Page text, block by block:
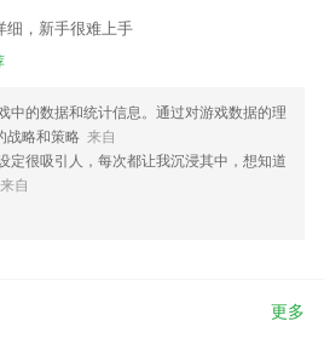
细，新手很难上手
中的数据和统计信息。通过对游戏数据的理
战略和策略 来自
定很吸引人，每次都让我沉浸其中，想知道
来自
更多